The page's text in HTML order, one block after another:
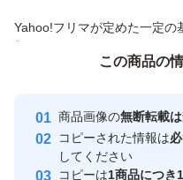
有りのバラバラの商品の
商品名 国産黒にんにく
内容量1キロ
Yahoo!フリマが定めた一定の
付与しています
安心取引出品者
取引実績
この商品の
商品画像の無断転載
コピーされた情報は
してください
コピーは1商品につき
この商品をみている人に